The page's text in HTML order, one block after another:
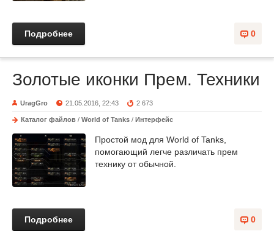
0
Подробнее
Золотые иконки Прем. Техники
UragGro 21.05.2016, 22:43 2 673
Каталог файлов / World of Tanks / Интерфейс
Простой мод для World of Tanks,
помогающий легче различать прем
технику от обычной.
0
Подробнее